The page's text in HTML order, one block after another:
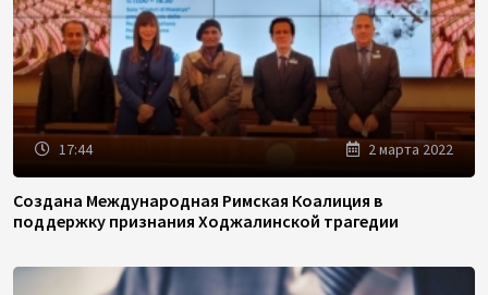
17:44 2 марта 2022
Создана Международная Римская Коалиция в
поддержку признания Ходжалинской трагедии